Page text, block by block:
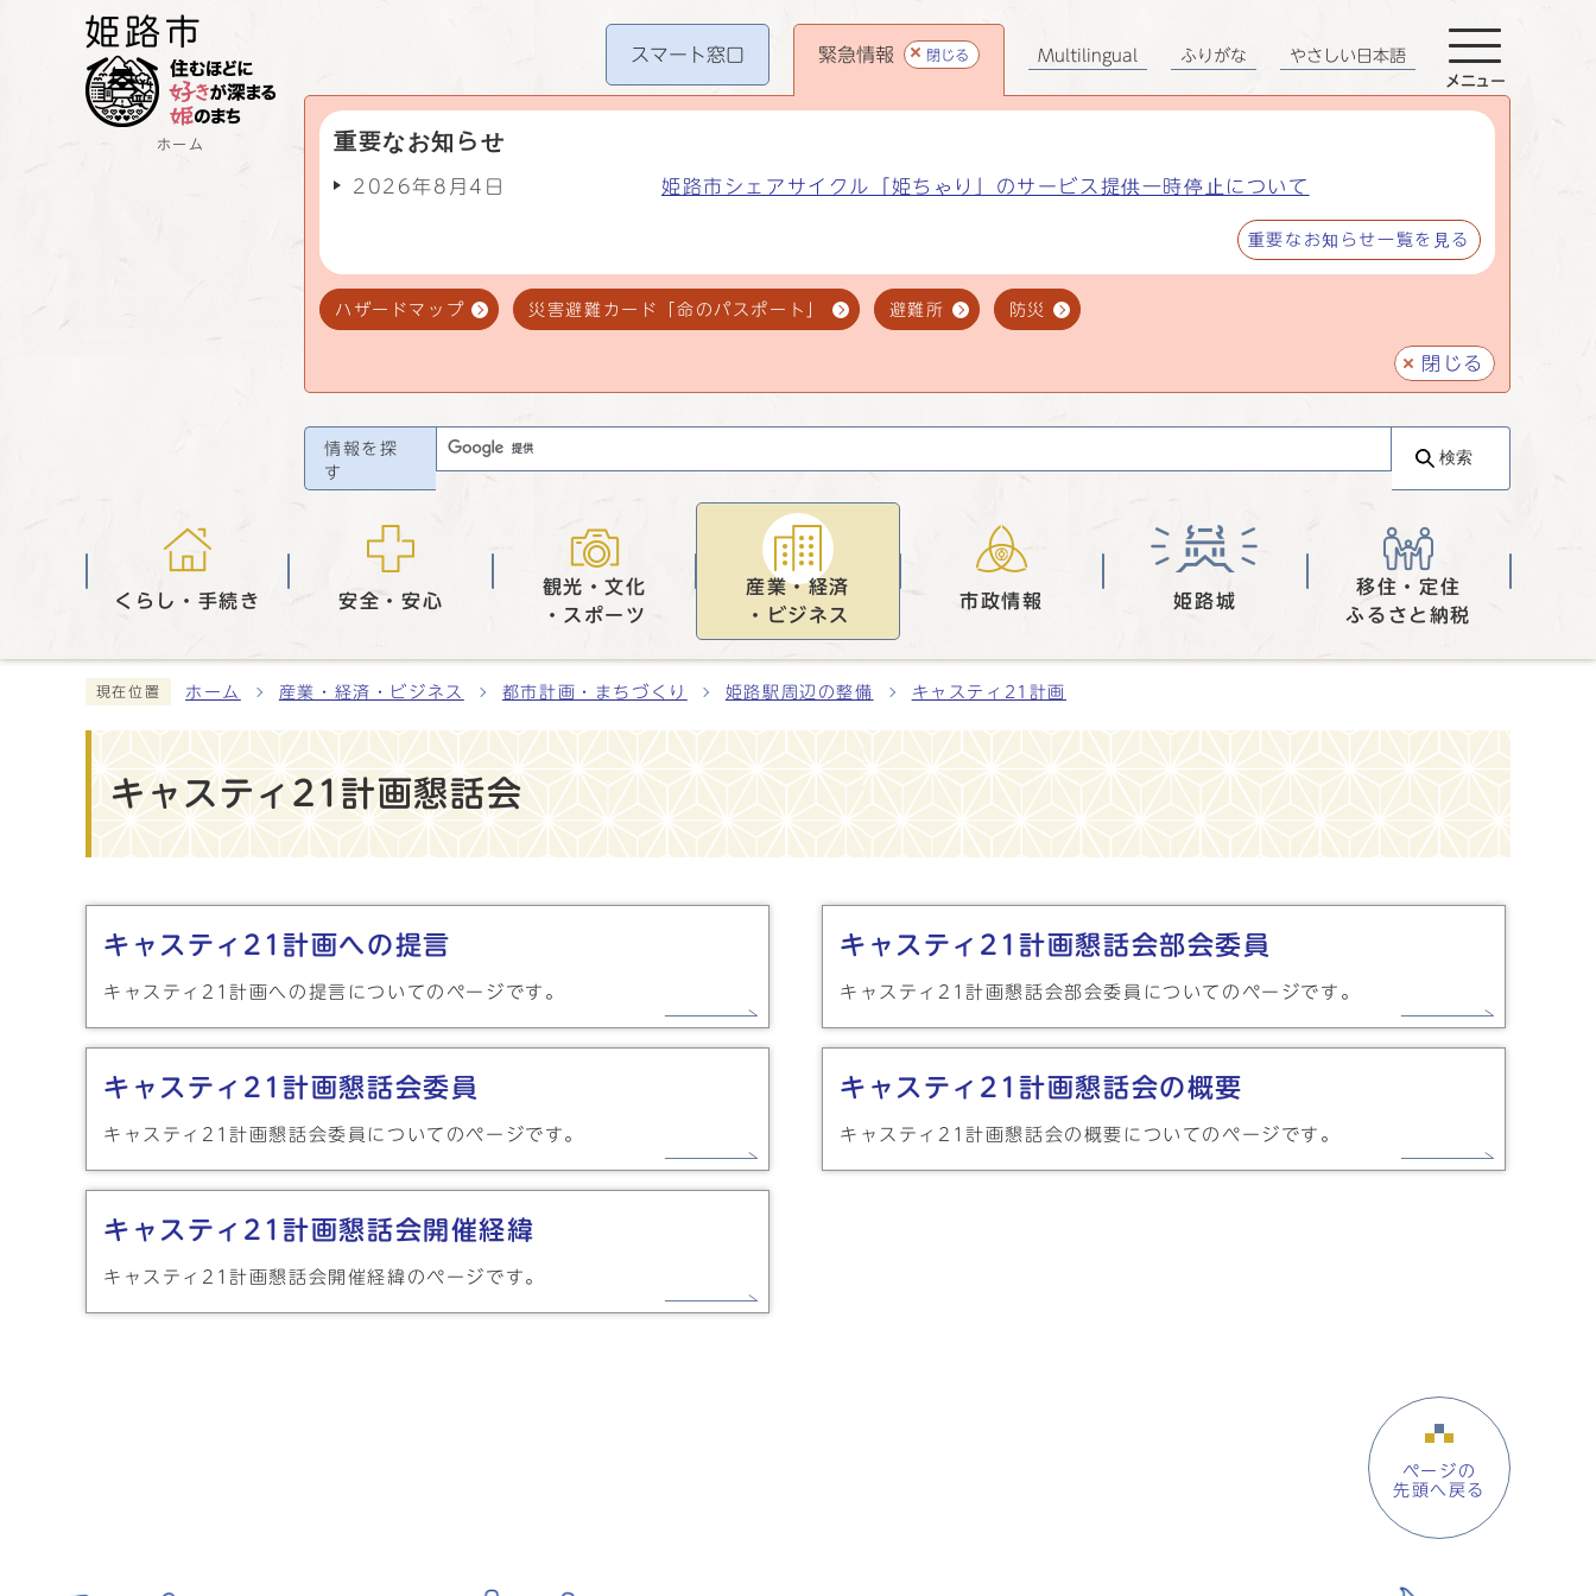
ホーム
スマート窓口 緊急情報 閉じる
重要なお知らせ
2026年8月4日 姫路市シェアサイクル「姫ちゃり」のサービス提供一時停止について
重要なお知らせ一覧を見る
ハザードマップ 災害避難カード「命のパスポート」 避難所 防災
閉じる
Multilingual ふりがな やさしい日本語
メニュー
情報を探
す
検索
くらし・手続き 安全・安心
観光・文化
・スポーツ
産業・経済
・ビジネス
市政情報 姫路城
移住・定住
ふるさと納税
現在位置 ホーム 産業・経済・ビジネス 都市計画・まちづくり 姫路駅周辺の整備 キャスティ21計画
キャスティ21計画懇話会
キャスティ21計画への提言
キャスティ21計画への提言についてのページです。
キャスティ21計画懇話会部会委員
キャスティ21計画懇話会部会委員についてのページです。
キャスティ21計画懇話会委員
キャスティ21計画懇話会委員についてのページです。
キャスティ21計画懇話会の概要
キャスティ21計画懇話会の概要についてのページです。
キャスティ21計画懇話会開催経緯
キャスティ21計画懇話会開催経緯のページです。
ページの
先頭へ戻る